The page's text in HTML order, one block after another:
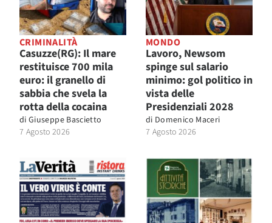
CRIMINALITÀ
Casuzze(RG): Il mare
restituisce 700 mila
euro: il granello di
sabbia che svela la
rotta della cocaina
di Giuseppe Bascietto
7 Agosto 2026
MONDO
Lavoro, Newsom
spinge sul salario
minimo: gol politico in
vista delle
Presidenziali 2028
di Domenico Maceri
7 Agosto 2026